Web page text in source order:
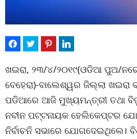
ଖଇରା, ୨୩/୪/୨୦୧୯(ଓଡିଆ ପୁଅ/
ବେହେରା)-ବାଲେଶ୍ୱର ଜିଲ୍ଲା
ପଡିଆରେ ଆଜି ମୁଖ୍ୟମନ୍ତ୍ରୀ ତଥା
ନବୀନ ପଟ୍ଟନାୟକ ହେଲିକେପ୍ଟର
ନିର୍ବାଚନି ସଭାରେ ଯୋଗଦେଇଥିଲେ।